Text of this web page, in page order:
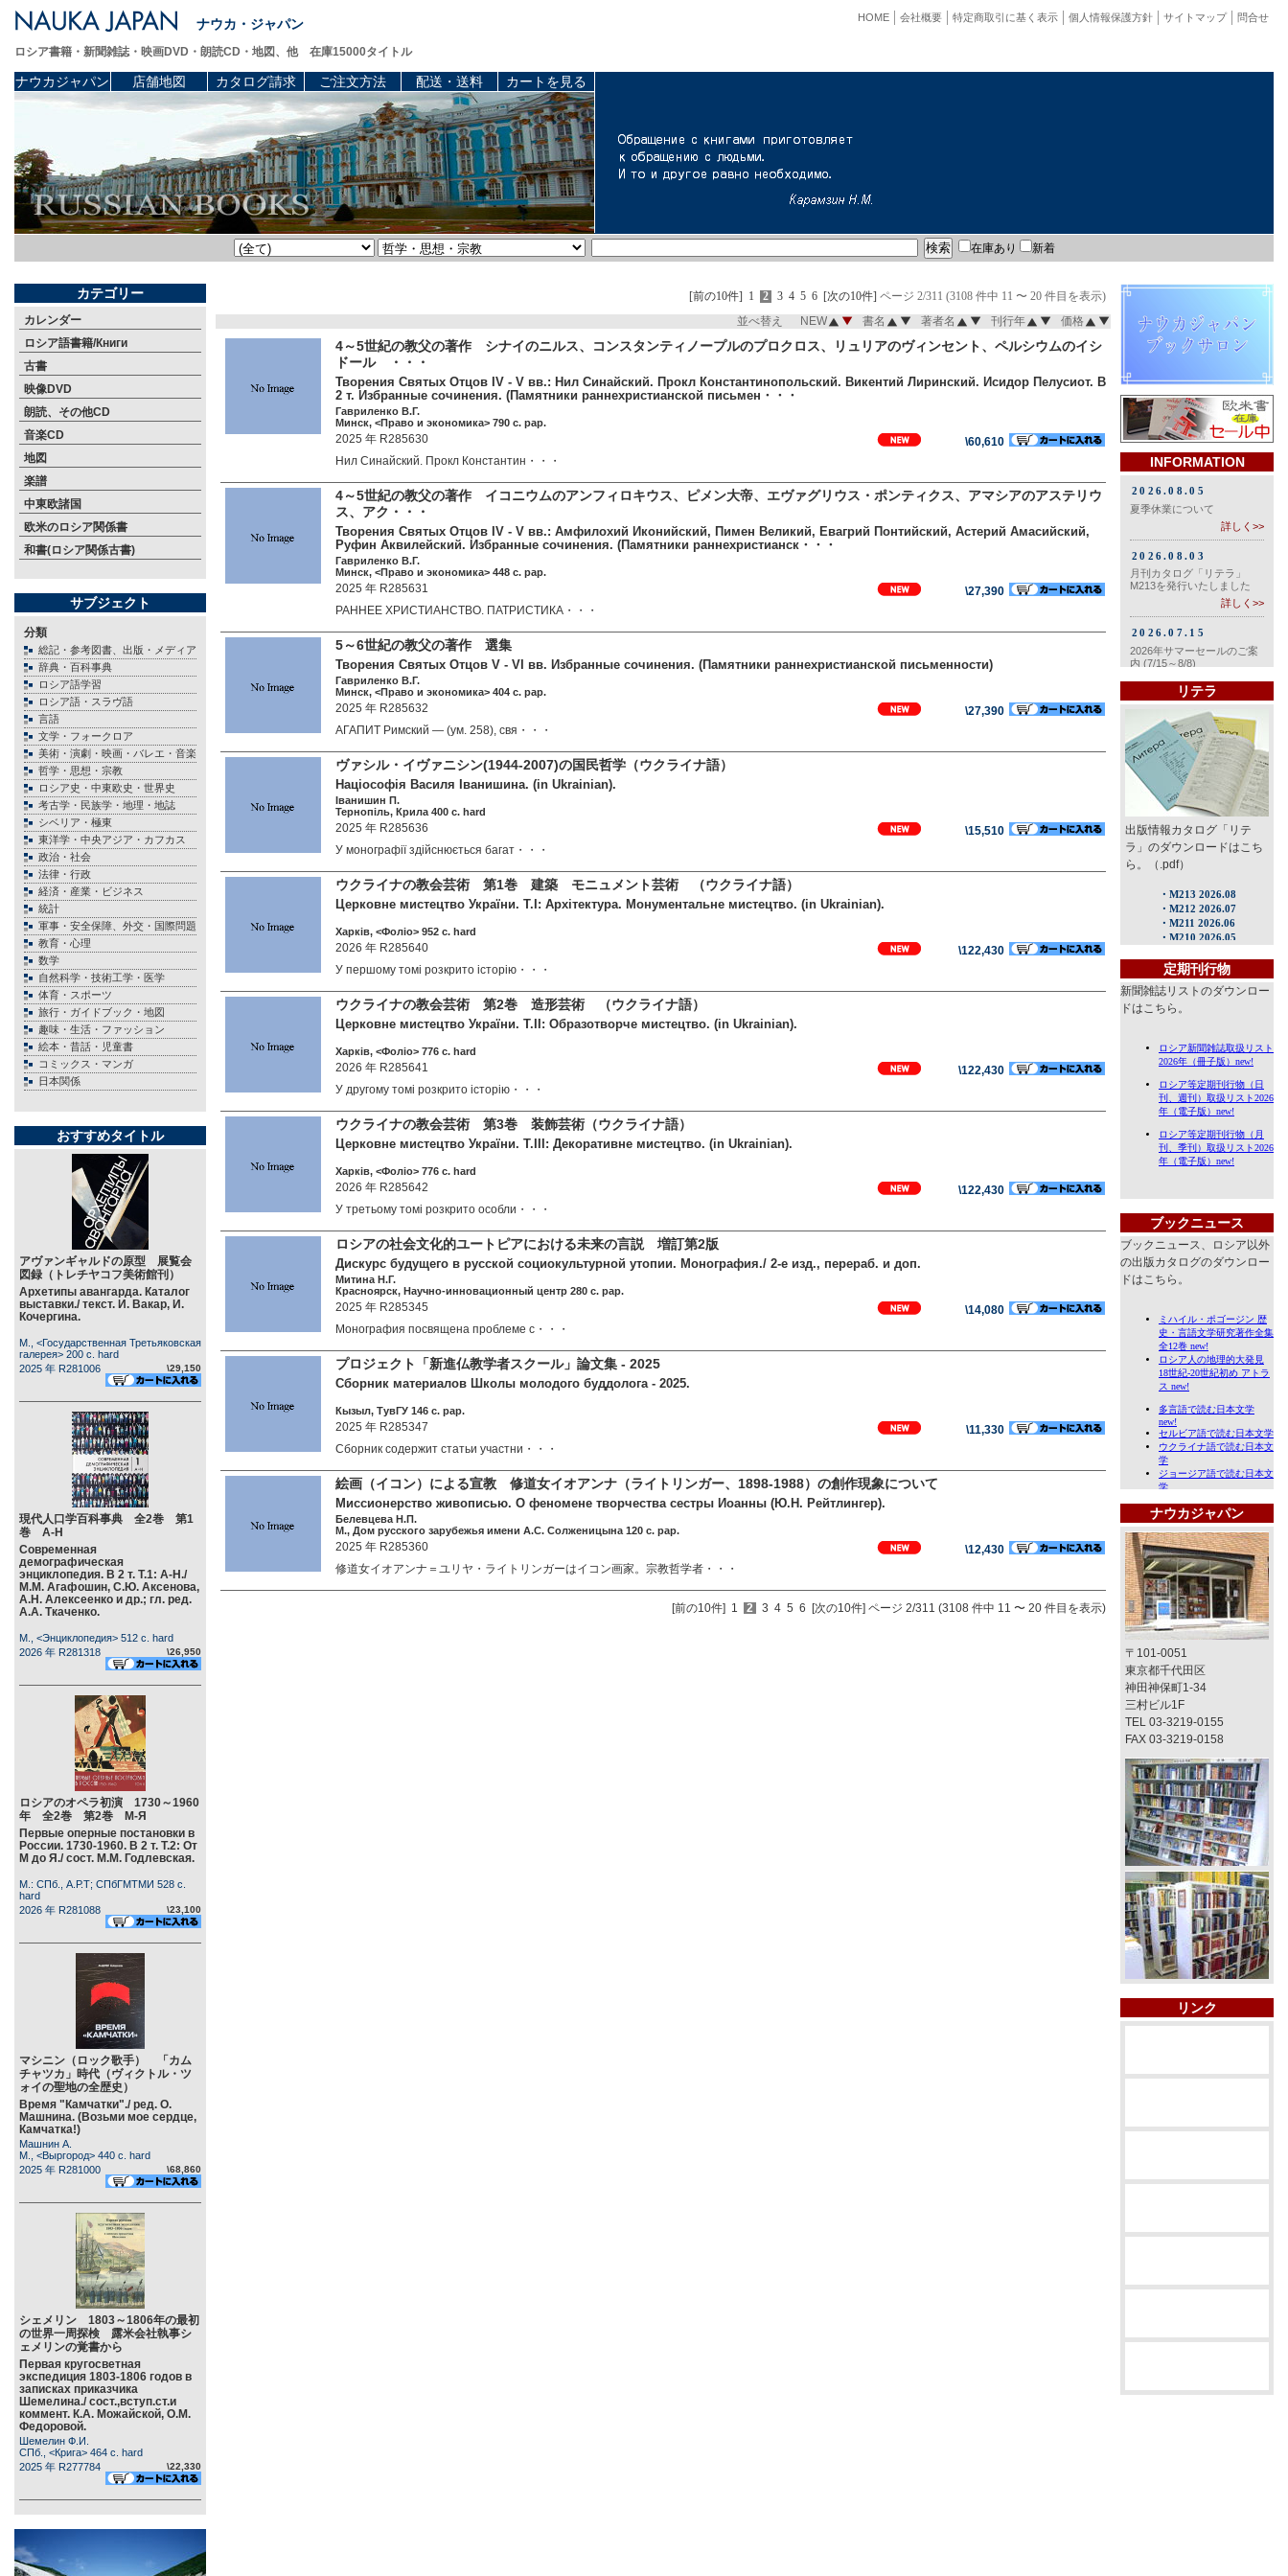
ナウカ・ジャパン 問合せ
サイトマップ
個人情報保護方針
特定商取引に基く表示
会社概要
HOME
ロシア書籍・新聞雑誌・映画DVD・朗読CD・地図、他 在庫15000タイトル
ナウカジャパン 店舗地図 カタログ請求 ご注文方法 配送・送料 カートを見る
在庫あり 新着
カテゴリー
カレンダー
ロシア語書籍/Книги
古書
映像DVD
朗読、その他CD
音楽CD
地図
楽譜
中東欧諸国
欧米のロシア関係書
和書(ロシア関係古書)
サブジェクト
分類
総記・参考図書、出版・メディア
辞典・百科事典
ロシア語学習
ロシア語・スラヴ語
言語
文学・フォークロア
美術・演劇・映画・バレエ・音楽
哲学・思想・宗教
ロシア史・中東欧史・世界史
考古学・民族学・地理・地誌
シベリア・極東
東洋学・中央アジア・カフカス
政治・社会
法律・行政
経済・産業・ビジネス
統計
軍事・安全保障、外交・国際問題
教育・心理
数学
自然科学・技術工学・医学
体育・スポーツ
旅行・ガイドブック・地図
趣味・生活・ファッション
絵本・昔話・児童書
コミックス・マンガ
日本関係
おすすめタイトル
アヴァンギャルドの原型 展覧会
図録（トレチヤコフ美術館刊）
Архетипы авангарда. Каталог
выставки./ текст. И. Вакар, И.
Кочергина.
М., <Государственная Третьяковская
галерея> 200 c. hard
2025 年 R281006
\29,150
現代人口学百科事典 全2巻 第1
巻 А-Н
Современная
демографическая
энциклопедия. В 2 т. Т.1: А-Н./
М.М. Агафошин, С.Ю. Аксенова,
А.Н. Алексеенко и др.; гл. ред.
А.А. Ткаченко.
М., <Энциклопедия> 512 c. hard
2026 年 R281318
\26,950
ロシアのオペラ初演 1730～1960
年 全2巻 第2巻 М-Я
Первые оперные постановки в
России. 1730-1960. В 2 т. Т.2: От
М до Я./ сост. М.М. Годлевская.
М.: СПб., А.Р.Т; СПбГМТМИ 528 c.
hard
2026 年 R281088
\23,100
マシニン（ロック歌手） 「カム
チャツカ」時代（ヴィクトル・ツ
ォイの聖地の全歴史）
Время "Камчатки"./ ред. О.
Машнина. (Возьми мое сердце,
Камчатка!)
Машнин А.
М., <Выргород> 440 c. hard
2025 年 R281000
\68,860
シェメリン 1803～1806年の最初
の世界一周探検 露米会社執事シ
ェメリンの覚書から
Первая кругосветная
экспедиция 1803-1806 годов в
записках приказчика
Шемелина./ сост.,вступ.ст.и
коммент. К.А. Можайской, О.М.
Федоровой.
Шемелин Ф.И.
СПб., <Крига> 464 c. hard
2025 年 R277784
\22,330
[前の10件] 1 2 3 4 5 6 [次の10件] ページ 2/311 (3108 件中 11 〜 20 件目を表示)
並べ替え NEW 書名 著者名 刊行年 価格
4～5世紀の教父の著作 シナイのニルス、コンスタンティノープルのプロクロス、リュリアのヴィンセント、ペルシウムのイシ
ドール ・・・
Творения Святых Отцов IV - V вв.: Нил Синайский. Прокл Константинопольский. Викентий Лиринский. Исидор Пелусиот. В
2 т. Избранные сочинения. (Памятники раннехристианской письмен・・・
Гавриленко В.Г.
Минск, <Право и экономика> 790 c. pap.
2025 年 R285630
\60,610
Нил Синайский. Прокл Константин・・・
4～5世紀の教父の著作 イコニウムのアンフィロキウス、ピメン大帝、エヴァグリウス・ポンティクス、アマシアのアステリウ
ス、アク・・・
Творения Святых Отцов IV - V вв.: Амфилохий Иконийский, Пимен Великий, Евагрий Понтийский, Астерий Амасийский,
Руфин Аквилейский. Избранные сочинения. (Памятники раннехристианск・・・
Гавриленко В.Г.
Минск, <Право и экономика> 448 c. pap.
2025 年 R285631
\27,390
РАННЕЕ ХРИСТИАНСТВО. ПАТРИСТИКА・・・
5～6世紀の教父の著作 選集
Творения Святых Отцов V - VI вв. Избранные сочинения. (Памятники раннехристианской письменности)
Гавриленко В.Г.
Минск, <Право и экономика> 404 c. pap.
2025 年 R285632
\27,390
АГАПИТ Римский — (ум. 258), свя・・・
ヴァシル・イヴァニシン(1944-2007)の国民哲学（ウクライナ語）
Націософія Василя Іванишина. (in Ukrainian).
Іванишин П.
Тернопіль, Крила 400 c. hard
2025 年 R285636
\15,510
У монографії здійснюється багат・・・
ウクライナの教会芸術 第1巻 建築 モニュメント芸術 （ウクライナ語）
Церковне мистецтво України. Т.І: Архітектура. Монументальне мистецтво. (in Ukrainian).
Харкiв, <Фоліо> 952 c. hard
2026 年 R285640
\122,430
У першому томі розкрито історію・・・
ウクライナの教会芸術 第2巻 造形芸術 （ウクライナ語）
Церковне мистецтво України. Т.ІІ: Образотворче мистецтво. (in Ukrainian).
Харкiв, <Фоліо> 776 c. hard
2026 年 R285641
\122,430
У другому томі розкрито історію・・・
ウクライナの教会芸術 第3巻 装飾芸術（ウクライナ語）
Церковне мистецтво України. Т.ІІІ: Декоративне мистецтво. (in Ukrainian).
Харкiв, <Фоліо> 776 c. hard
2026 年 R285642
\122,430
У третьому томі розкрито особли・・・
ロシアの社会文化的ユートピアにおける未来の言説 増訂第2版
Дискурс будущего в русской социокультурной утопии. Монография./ 2-е изд., перераб. и доп.
Митина Н.Г.
Красноярск, Научно-инновационный центр 280 c. pap.
2025 年 R285345
\14,080
Монография посвящена проблеме с・・・
プロジェクト「新進仏教学者スクール」論文集 - 2025
Сборник материалов Школы молодого буддолога - 2025.
Кызыл, ТувГУ 146 c. pap.
2025 年 R285347
\11,330
Сборник содержит статьи участни・・・
絵画（イコン）による宣教 修道女イオアンナ（ライトリンガー、1898-1988）の創作現象について
Миссионерство живописью. О феномене творчества сестры Иоанны (Ю.Н. Рейтлингер).
Белевцева Н.П.
М., Дом русского зарубежья имени А.С. Солженицына 120 c. pap.
2025 年 R285360
\12,430
修道女イオアンナ＝ユリヤ・ライトリンガーはイコン画家。宗教哲学者・・・
[前の10件] 1 2 3 4 5 6 [次の10件] ページ 2/311 (3108 件中 11 〜 20 件目を表示)
INFORMATION
リテラ
出版情報カタログ「リテ
ラ」のダウンロードはこち
ら。（.pdf）
定期刊行物
新聞雑誌リストのダウンロー
ドはこちら。
ブックニュース
ブックニュース、ロシア以外
の出版カタログのダウンロー
ドはこちら。
ナウカジャパン
〒101-0051
東京都千代田区
神田神保町1-34
三村ビル1F
TEL 03-3219-0155
FAX 03-3219-0158
リンク